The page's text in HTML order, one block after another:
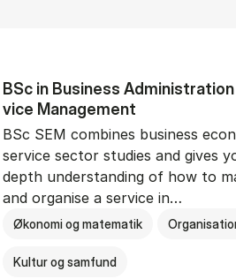
BSc in Busi­ness
vice Man­age­ment
BSc SEM combines business
service sector studies and gives
depth understanding of how to
and organise a service in…
Økonomi og matematik
Kultur og samfund